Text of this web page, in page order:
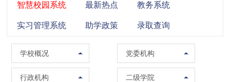
智慧校园系统
实习管理系统
最新热点
助学政策
教务系统
录取查询
学校概况
学校概况
校训精神
党委机构
党委组织部（党校）
党委宣传部（普法办公室）
行政机构
党政办公室（法制办公室） 二级学院
马克思主义学院